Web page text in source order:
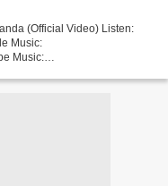
(Official Video) Listen:
Music:
Music: